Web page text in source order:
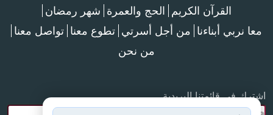
القرآن الكريم الحج والعمرة شهر رمضان
معا نربي أبناءنا من أجل أسرتي تطوع معنا تواصل معنا
من نحن
اشترك في قائمتنا البريدية